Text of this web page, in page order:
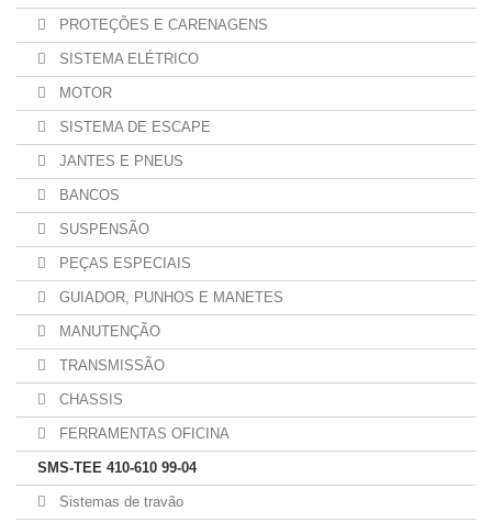
PROTEÇÕES E CARENAGENS
SISTEMA ELÉTRICO
MOTOR
SISTEMA DE ESCAPE
JANTES E PNEUS
BANCOS
SUSPENSÃO
PEÇAS ESPECIAIS
GUIADOR, PUNHOS E MANETES
MANUTENÇÃO
TRANSMISSÃO
CHASSIS
FERRAMENTAS OFICINA
SMS-TEE 410-610 99-04
Sistemas de travão